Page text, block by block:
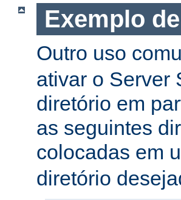
Exemplo
Outro uso
ativar o Server
diretório em
as seguintes
colocadas em
diretório